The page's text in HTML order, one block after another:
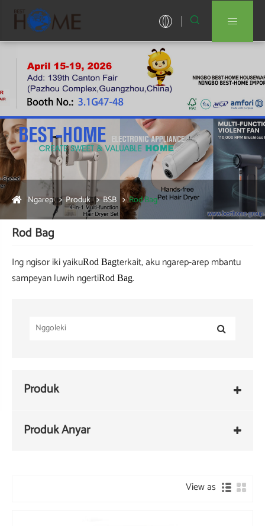
 
Ngarep Produk BSB Rod Bag
Rod Bag
Ing ngisor iki yaikuRod Bagterkait, aku ngarep-arep mbantu
sampeyan luwih ngertiRod Bag.
Produk
Produk Anyar
View as